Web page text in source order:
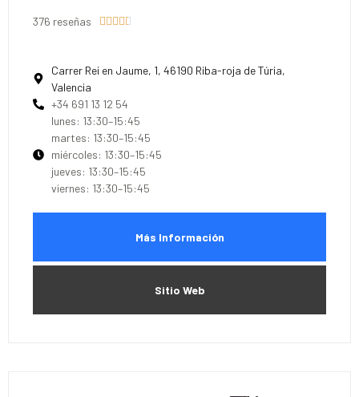
376 reseñas     
Carrer Rei en Jaume, 1, 46190 Riba-roja de Túria,
Valencia
+34 691 13 12 54
lunes: 13:30–15:45
martes: 13:30–15:45
miércoles: 13:30–15:45
jueves: 13:30–15:45
viernes: 13:30–15:45
Más Información
Sitio Web